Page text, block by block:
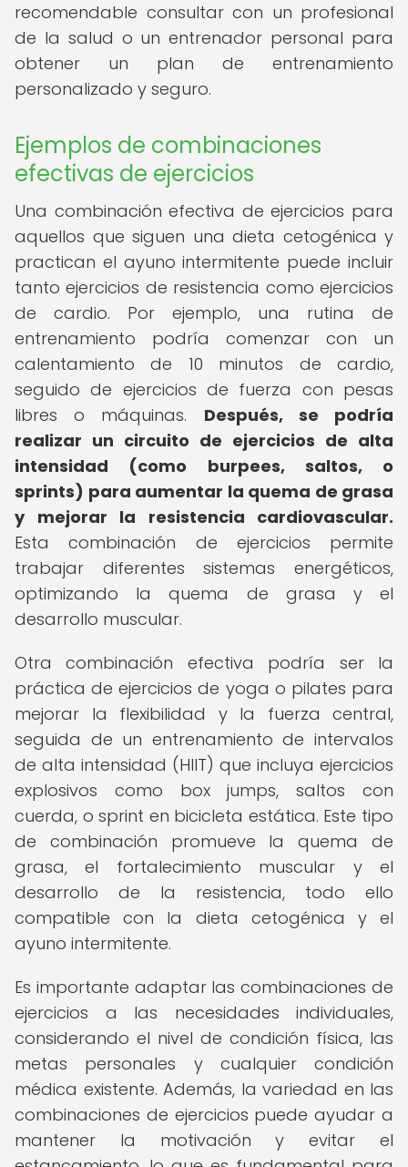
recomendable consultar con un profesional
de la salud o un entrenador personal para
obtener un plan de entrenamiento
personalizado y seguro.
Ejemplos de combinaciones
efectivas de ejercicios
Una combinación efectiva de ejercicios para
aquellos que siguen una dieta cetogénica y
practican el ayuno intermitente puede incluir
tanto ejercicios de resistencia como ejercicios
de cardio. Por ejemplo, una rutina de
entrenamiento podría comenzar con un
calentamiento de 10 minutos de cardio,
seguido de ejercicios de fuerza con pesas
libres o máquinas. Después, se podría
realizar un circuito de ejercicios de alta
intensidad (como burpees, saltos, o
sprints) para aumentar la quema de grasa
y mejorar la resistencia cardiovascular.
Esta combinación de ejercicios permite
trabajar diferentes sistemas energéticos,
optimizando la quema de grasa y el
desarrollo muscular.
Otra combinación efectiva podría ser la
práctica de ejercicios de yoga o pilates para
mejorar la flexibilidad y la fuerza central,
seguida de un entrenamiento de intervalos
de alta intensidad (HIIT) que incluya ejercicios
explosivos como box jumps, saltos con
cuerda, o sprint en bicicleta estática. Este tipo
de combinación promueve la quema de
grasa, el fortalecimiento muscular y el
desarrollo de la resistencia, todo ello
compatible con la dieta cetogénica y el
ayuno intermitente.
Es importante adaptar las combinaciones de
ejercicios a las necesidades individuales,
considerando el nivel de condición física, las
metas personales y cualquier condición
médica existente. Además, la variedad en las
combinaciones de ejercicios puede ayudar a
mantener la motivación y evitar el